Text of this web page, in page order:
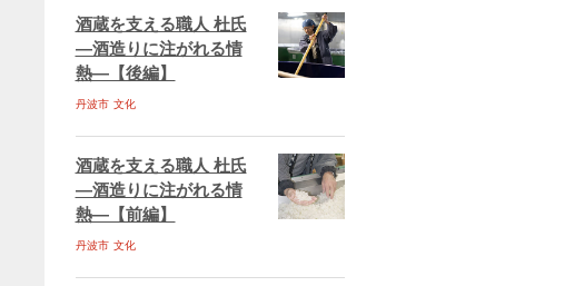
酒蔵を支える職人 杜氏
―酒造りに注がれる情
熱―【後編】
丹波市 文化
酒蔵を支える職人 杜氏
―酒造りに注がれる情
熱―【前編】
丹波市 文化